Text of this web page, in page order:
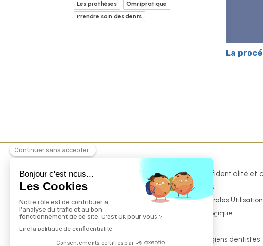
La
Les prothèses
Omnipratique
Prendre soin des dents
Politique de confidentialité et
Mentions légales
Conditions Générales Utilisation
Charte déontologique
Annuaires chirurgiens dentistes